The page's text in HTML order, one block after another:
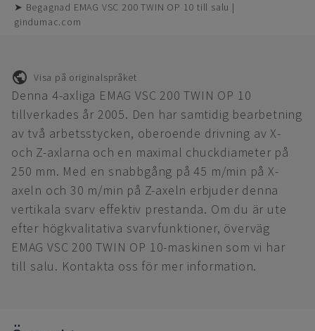
➤ Begagnad EMAG VSC 200 TWIN OP 10 till salu |
gindumac.com
Visa på originalspråket
Denna 4-axliga EMAG VSC 200 TWIN OP 10
tillverkades år 2005. Den har samtidig bearbetning
av två arbetsstycken, oberoende drivning av X-
och Z-axlarna och en maximal chuckdiameter på
250 mm. Med en snabbgång på 45 m/min på X-
axeln och 30 m/min på Z-axeln erbjuder denna
vertikala svarv effektiv prestanda. Om du är ute
efter högkvalitativa svarvfunktioner, överväg
EMAG VSC 200 TWIN OP 10-maskinen som vi har
till salu. Kontakta oss för mer information.